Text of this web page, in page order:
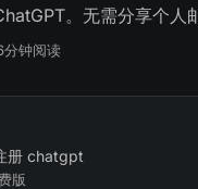
。无需分享个人
分钟阅读
册 chatgpt
版